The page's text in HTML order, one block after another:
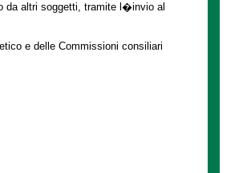
da altri soggetti, tramite l�invio al
e delle Commissioni consiliari